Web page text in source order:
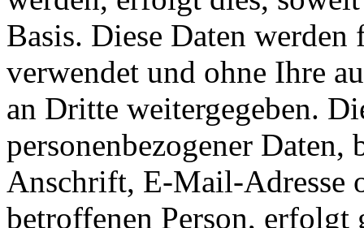
Basis. Diese Daten
verwendet und ohne Ihre
an Dritte weitergegeben.
personenbezogener Daten,
Anschrift, E-Mail-Adresse
betroffenen Person, erfolgt